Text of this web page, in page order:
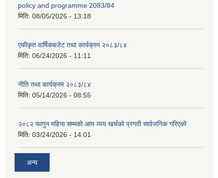
policy and programme 2083/84
मिति: 08/05/2026 - 13:18
एकीकृत वार्षिकबजेट तथा कार्यक्रम २०८३/८४
मिति: 06/24/2026 - 11:11
नीति तथा कार्यक्रम २०८३/८४
मिति: 05/14/2026 - 08:55
२०८२ फागुन महिना सम्मको आय व्यय खर्चको प्रगती सार्वजनिक गरिएको
मिति: 03/24/2026 - 14:01
अन्य